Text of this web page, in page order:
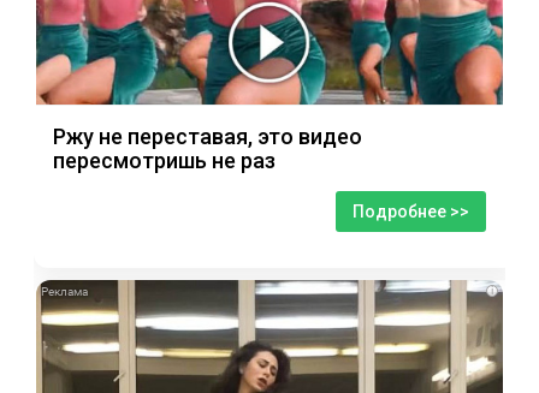
Ржу не переставая, это видео
пересмотришь не раз
Подробнее >>
i